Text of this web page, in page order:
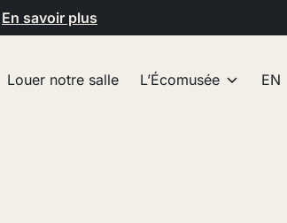
En savoir plus
Louer notre salle L’Écomusée EN